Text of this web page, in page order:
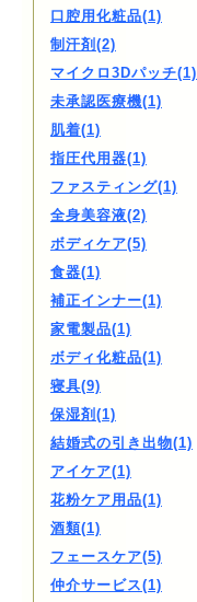
口腔用化粧品(1)
制汗剤(2)
マイクロ3Dパッチ(1)
未承認医療機(1)
肌着(1)
指圧代用器(1)
ファスティング(1)
全身美容液(2)
ボディケア(5)
食器(1)
補正インナー(1)
家電製品(1)
ボディ化粧品(1)
寝具(9)
保湿剤(1)
結婚式の引き出物(1)
アイケア(1)
花粉ケア用品(1)
酒類(1)
フェースケア(5)
仲介サービス(1)